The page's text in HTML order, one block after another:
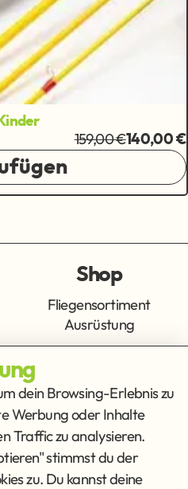
159,00 €140,00 €
Shop
Fliegensortiment
Ausrüstung
Get Social
dein Browsing-Erlebnis zu
Werbung oder Inhalte
Traffic zu analysieren.
stimmst du der
zu. Du kannst deine